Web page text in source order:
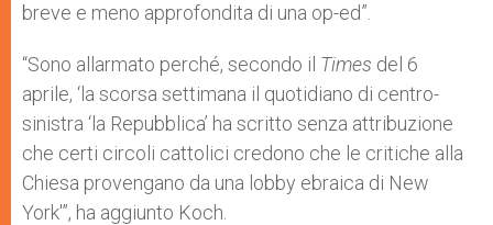
breve e meno approfondita di una op-ed”.
“Sono allarmato perché, secondo il Times del 6
aprile, ‘la scorsa settimana il quotidiano di centro-
sinistra ‘la Repubblica’ ha scritto senza attribuzione
che certi circoli cattolici credono che le critiche alla
Chiesa provengano da una lobby ebraica di New
York'”, ha aggiunto Koch.